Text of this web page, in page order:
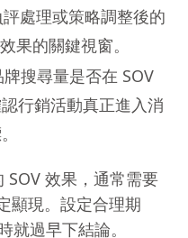
評處理或策略調整後的
果的關鍵視窗。
搜尋量是否在 SOV
行銷活動真正進入消
SOV 效果，通常需要
顯現。設定合理期
就過早下結論。